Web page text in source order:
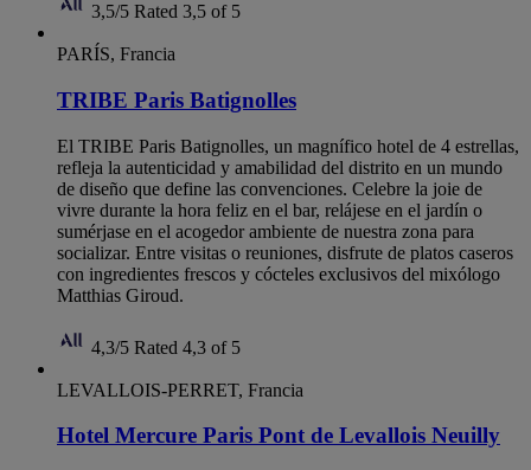
3,5/5 Rated 3,5 of 5
PARÍS, Francia
TRIBE Paris Batignolles
El TRIBE Paris Batignolles, un magnífico hotel de 4 estrellas,
refleja la autenticidad y amabilidad del distrito en un mundo
de diseño que define las convenciones. Celebre la joie de
vivre durante la hora feliz en el bar, relájese en el jardín o
sumérjase en el acogedor ambiente de nuestra zona para
socializar. Entre visitas o reuniones, disfrute de platos caseros
con ingredientes frescos y cócteles exclusivos del mixólogo
Matthias Giroud.
4,3/5 Rated 4,3 of 5
LEVALLOIS-PERRET, Francia
Hotel Mercure Paris Pont de Levallois Neuilly